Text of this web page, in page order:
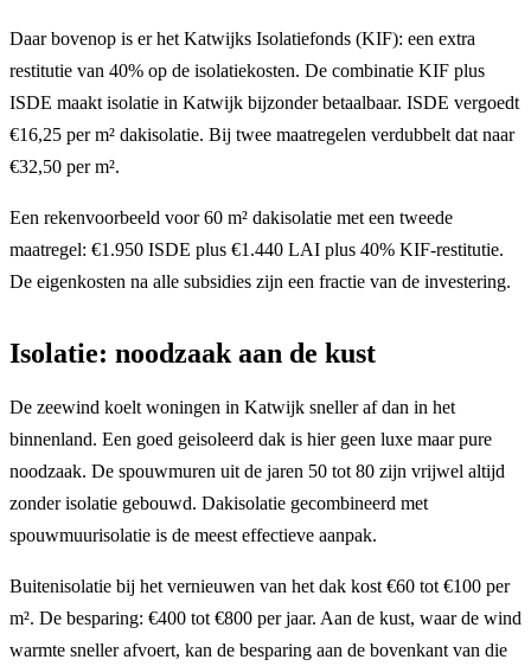
Daar bovenop is er het Katwijks Isolatiefonds (KIF): een extra
restitutie van 40% op de isolatiekosten. De combinatie KIF plus
ISDE maakt isolatie in Katwijk bijzonder betaalbaar. ISDE vergoedt
€16,25 per m² dakisolatie. Bij twee maatregelen verdubbelt dat naar
€32,50 per m².
Een rekenvoorbeeld voor 60 m² dakisolatie met een tweede
maatregel: €1.950 ISDE plus €1.440 LAI plus 40% KIF-restitutie.
De eigenkosten na alle subsidies zijn een fractie van de investering.
Isolatie: noodzaak aan de kust
De zeewind koelt woningen in Katwijk sneller af dan in het
binnenland. Een goed geisoleerd dak is hier geen luxe maar pure
noodzaak. De spouwmuren uit de jaren 50 tot 80 zijn vrijwel altijd
zonder isolatie gebouwd. Dakisolatie gecombineerd met
spouwmuurisolatie is de meest effectieve aanpak.
Buitenisolatie bij het vernieuwen van het dak kost €60 tot €100 per
m². De besparing: €400 tot €800 per jaar. Aan de kust, waar de wind
warmte sneller afvoert, kan de besparing aan de bovenkant van die